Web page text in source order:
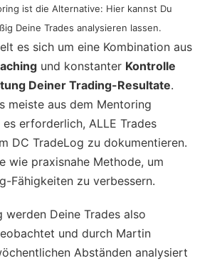
ist die Alternative: Hier kannst Du
Deine Trades analysieren lassen.
es sich um eine Kombination aus
und konstanter Kontrolle
Deiner Trading-Resultate.
meiste aus dem Mentoring
erforderlich, ALLE Trades
DC TradeLog zu dokumentieren.
wie praxisnahe Methode, um
Fähigkeiten zu verbessern.
werden Deine Trades also
und durch Martin
Abständen analysiert